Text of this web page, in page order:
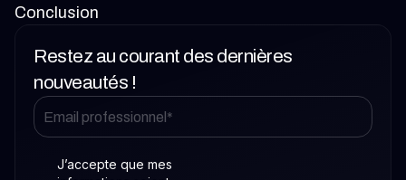
Conclusion
Restez au courant des dernières
nouveautés !
J’accepte que mes